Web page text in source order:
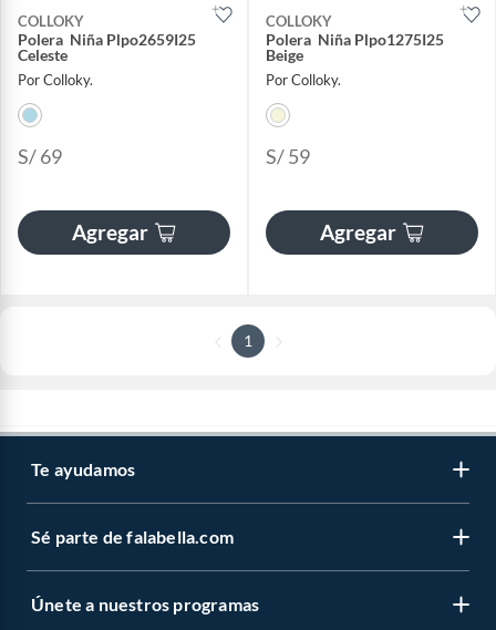
COLLOKY
Polera Niña Plpo2659I25
Celeste
Por Colloky.
S/ 69
Agregar
COLLOKY
Polera Niña Plpo1275I25
Beige
Por Colloky.
S/ 59
Agregar
1
Te ayudamos
Sé parte de falabella.com
Únete a nuestros programas